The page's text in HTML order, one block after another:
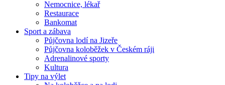
Nemocnice, lékař
Restaurace
Bankomat
Sport a zábava
Půjčovna lodí na Jizeře
Půjčovna koloběžek v Českém ráji
Adrenalinové sporty
Kultura
Tipy na výlet